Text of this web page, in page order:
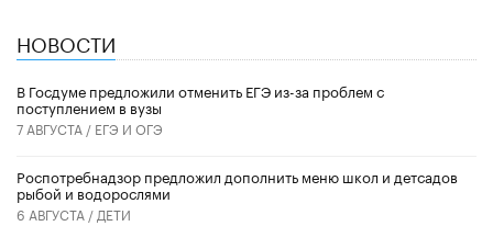
НОВОСТИ
В Госдуме предложили отменить ЕГЭ из-за проблем с
поступлением в вузы
7 АВГУСТА / ЕГЭ И ОГЭ
Роспотребнадзор предложил дополнить меню школ и детсадов
рыбой и водорослями
6 АВГУСТА / ДЕТИ